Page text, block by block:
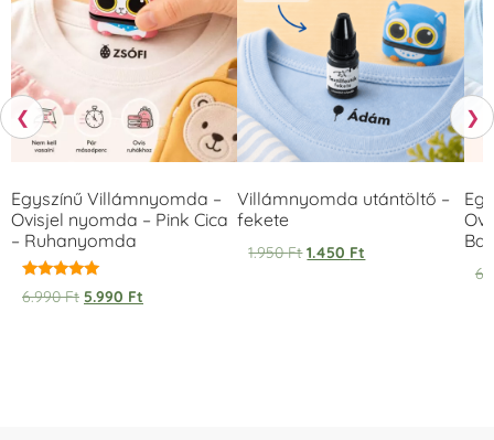
❮
Egyszínű Villámnyomda –
Ovisjel nyomda – Pink Cica
– Ruhanyomda
Értékelés:
5.00
6.990Ft 5.990 Ft
Villámnyomda utántöltő –
fekete
1.950Ft 1.450 Ft
❯